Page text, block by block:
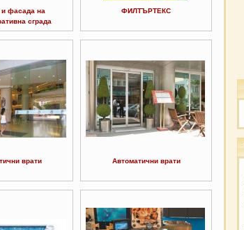
и фасада на
сграда
ФИЛТЪРТЕКС
врати Автоматични врати